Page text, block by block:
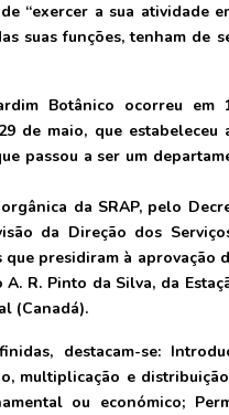
“exercer a sua atividade
suas funções, tenham de
Botânico ocorreu em
de maio, que
passou a ser um
da SRAP, pelo
da Direção dos
presidiram à aprovação
R. Pinto da Silva, da
(Canadá).
destacam-se:
multiplicação e
ou económico;